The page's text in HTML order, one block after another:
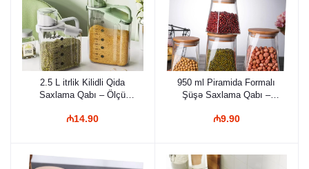
2.5 L itrlik Kilidli Qida
Saxlama Qabı – Ölçü
Tutacaqlı və Vakuum
₼14.90
950 ml Piramida Formalı
Şüşə Saxlama Qabı –
Vakuumlu və Dekorativ
₼9.90